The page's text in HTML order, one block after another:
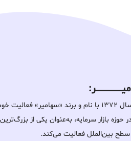
مرکز آموزش عالی سهامیر از سال ۱۳۷۲ با نام و برند
حوزه بازار سرمایه، به‌عنوان یکی از
بین‌الملل فعالیت می‌کند.